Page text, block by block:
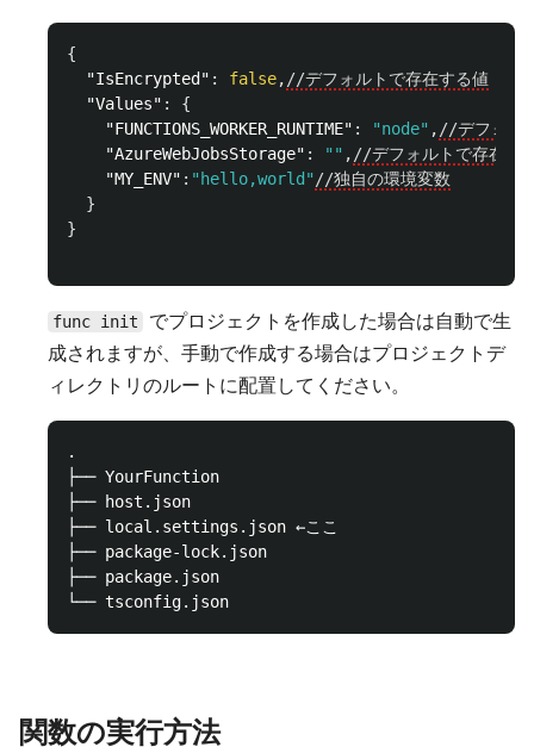
{
"IsEncrypted" : false, //デフォルトで存在する値
"Values" :
{
"FUNCTIONS_WORKER_RUNTIME" : "node" , //デフォル
"AzureWebJobsStorage" : "" , //デフォルトで存在す
"MY_ENV" : "hello,world" //独自の環境変数
}
}
func init
でプロジェクトを作成した場合は自動で生
成されますが、手動で作成する場合はプロジェクトデ
ィレクトリのルートに配置してください。
.
├── YourFunction
├── host.json
├── local.settings.json ←ここ
├── package-lock.json
├── package.json
関数の実行方法